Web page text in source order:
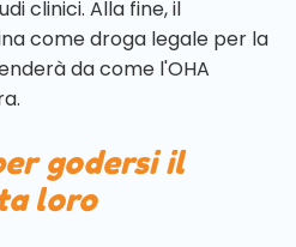
clinici. Alla fine, il
come droga legale per la
da come l'OHA
godersi il
loro